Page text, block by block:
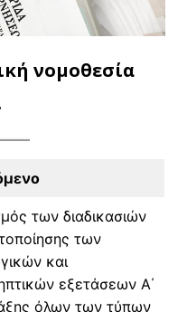
νομοθεσία
των διαδικασιών
των
και
εξετάσεων Α΄
όλων των τύπων